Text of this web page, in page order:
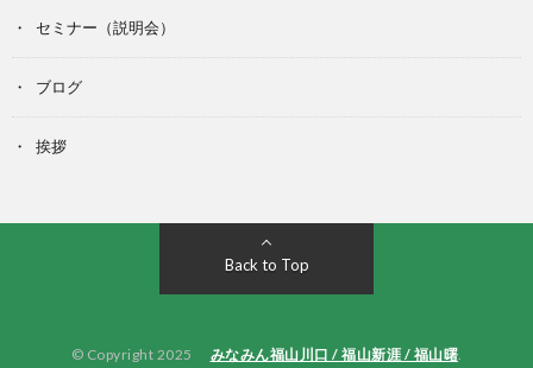
セミナー（説明会）
ブログ
挨拶
Back to Top
© Copyright 2025 みなみん福山川口 / 福山新涯 / 福山曙